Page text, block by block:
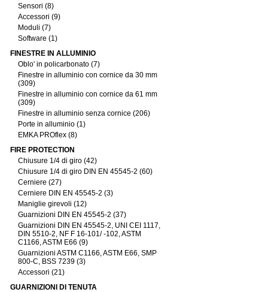
Sensori (8)
Accessori (9)
Moduli (7)
Software (1)
FINESTRE IN ALLUMINIO
Oblo' in policarbonato (7)
Finestre in alluminio con cornice da 30 mm
(309)
Finestre in alluminio con cornice da 61 mm
(309)
Finestre in alluminio senza cornice (206)
Porte in alluminio (1)
EMKA PROflex (8)
FIRE PROTECTION
Chiusure 1/4 di giro (42)
Chiusure 1/4 di giro DIN EN 45545-2 (60)
Cerniere (27)
Cerniere DIN EN 45545-2 (3)
Maniglie girevoli (12)
Guarnizioni DIN EN 45545-2 (37)
Guarnizioni DIN EN 45545-2, UNI CEI 1117,
DIN 5510-2, NF F 16-101/ -102, ASTM
C1166, ASTM E66 (9)
Guarnizioni ASTM C1166, ASTM E66, SMP
800-C, BSS 7239 (3)
Accessori (21)
GUARNIZIONI DI TENUTA